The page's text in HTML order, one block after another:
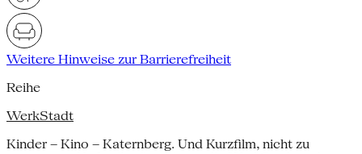
Weitere Hinweise zur Barrierefreiheit
Reihe
WerkStadt
Kinder – Kino – Katernberg. Und Kurzfilm, nicht zu